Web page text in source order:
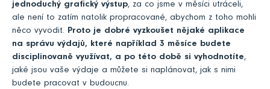
jednoduchý grafický výstup, za co jsme v měsíci utráceli,
ale není to zatím natolik propracované, abychom z toho mohli
něco vyvodit. Proto je dobré vyzkoušet nějaké aplikace
na správu výdajů, které například 3 měsíce budete
disciplinovaně využívat, a po této době si vyhodnotíte,
jaké jsou vaše výdaje a můžete si naplánovat, jak s nimi
budete pracovat v budoucnu.